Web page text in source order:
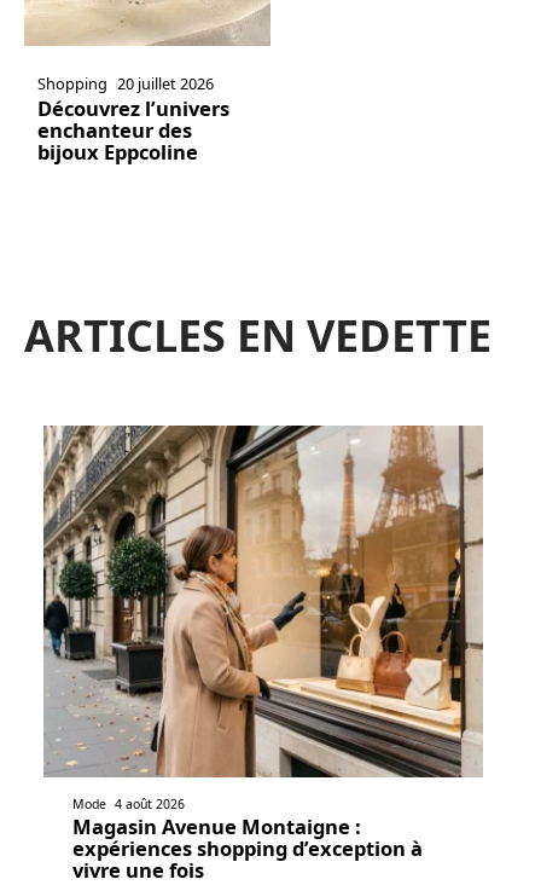
Shopping 20 juillet 2026
Découvrez l’univers
enchanteur des
bijoux Eppcoline
ARTICLES EN VEDETTE
Mode 4 août 2026
Magasin Avenue Montaigne :
expériences shopping d’exception à
vivre une fois